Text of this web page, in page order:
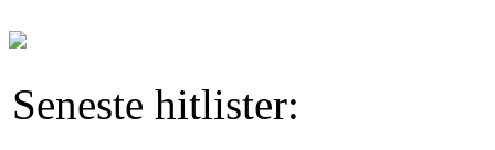
Seneste hitlister: